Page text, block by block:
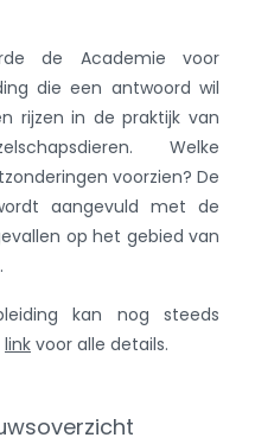
de Academie voor
die een antwoord wil
rijzen in de praktijk van
Welke
voorzien? De
aangevuld met de
op het gebied van
kan nog steeds
link voor alle details.